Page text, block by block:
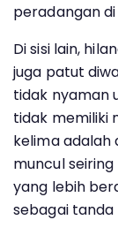
peradangan di
Di sisi lain,
juga patut
tidak nyaman
tidak memiliki
kelima adalah
muncul
yang lebih
sebagai